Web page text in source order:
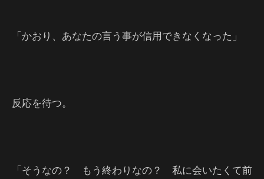
「かおり、あなたの言う事が信用できなくなった」
反応を待つ。
「そうなの？ もう終わりなの？ 私に会いたくて前